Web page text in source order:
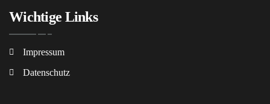
Wichtige Links
Impressum
Datenschutz